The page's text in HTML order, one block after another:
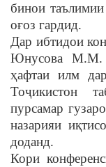
бинои
оғоз гардид.
Дар ибтидои
Юнусова М.М.
ҳафтаи илм
Тоҷикистон
пурсамар
назарияи
доданд.
Кори